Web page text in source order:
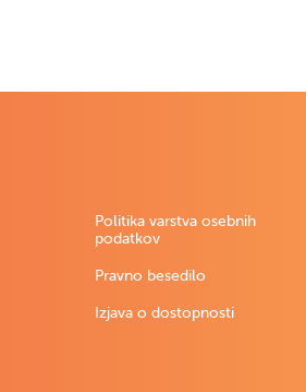
Politika varstva osebnih
podatkov
Pravno besedilo
Izjava o dostopnosti